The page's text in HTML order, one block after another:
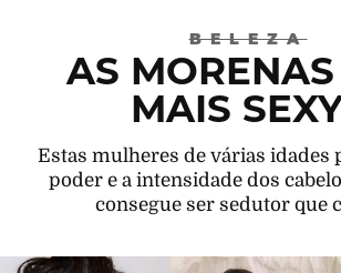
BELEZA
AS
MAIS
Estas mulheres de várias idades
poder e a intensidade dos
consegue ser sedutor que